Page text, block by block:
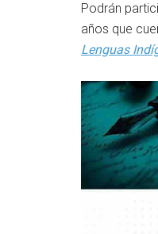
Podrán
años que
Lenguas